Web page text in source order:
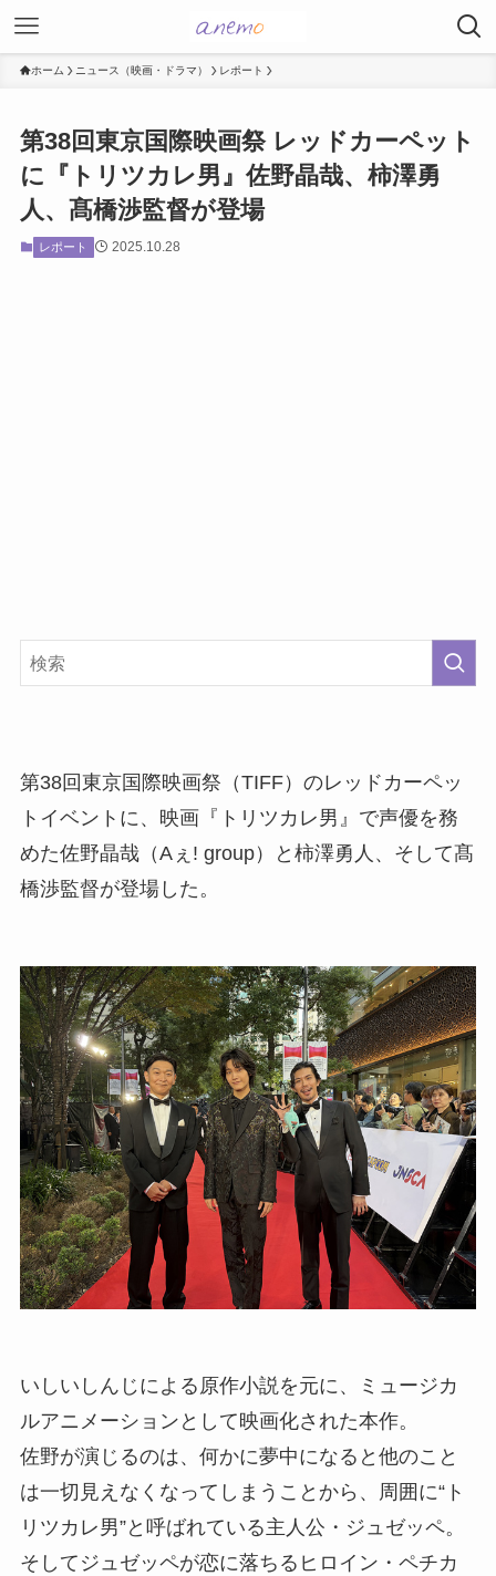
ホーム ニュース（映画・ドラマ） レポート
第38回東京国際映画祭 レッドカーペット
に『トリツカレ男』佐野晶哉、柿澤勇
人、髙橋渉監督が登場
レポート 2025.10.28
第38回東京国際映画祭（TIFF）のレッドカーペッ
トイベントに、映画『トリツカレ男』で声優を務
めた佐野晶哉（Aぇ! group）と柿澤勇人、そして髙
橋渉監督が登場した。
いしいしんじによる原作小説を元に、ミュージカ
ルアニメーションとして映画化された本作。
佐野が演じるのは、何かに夢中になると他のこと
は一切見えなくなってしまうことから、周囲に“ト
リツカレ男”と呼ばれている主人公・ジュゼッペ。
そしてジュゼッペが恋に落ちるヒロイン・ペチカ